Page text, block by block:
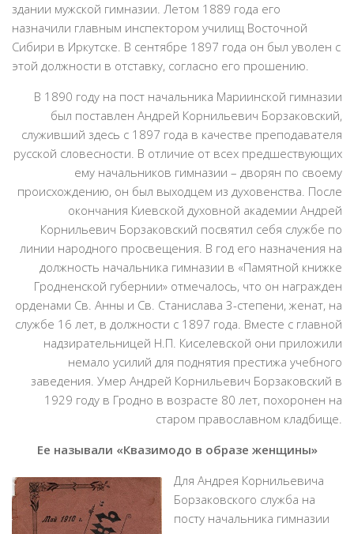
здании мужской гимназии. Летом 1889 года его
назначили главным инспектором училищ Восточной
Сибири в Иркутске. В сентябре 1897 года он был уволен с
этой должности в отставку, согласно его прошению.
В 1890 году на пост начальника Мариинской гимназии
был поставлен Андрей Корнильевич Борзаковский,
служивший здесь с 1897 года в качестве преподавателя
русской словесности. В отличие от всех предшествующих
ему начальников гимназии – дворян по своему
происхождению, он был выходцем из духовенства. После
окончания Киевской духовной академии Андрей
Корнильевич Борзаковский посвятил себя службе по
линии народного просвещения. В год его назначения на
должность начальника гимназии в «Памятной книжке
Гродненской губернии» отмечалось, что он награжден
орденами Св. Анны и Св. Станислава 3-степени, женат, на
службе 16 лет, в должности с 1897 года. Вместе с главной
надзирательницей Н.П. Киселевской они приложили
немало усилий для поднятия престижа учебного
заведения. Умер Андрей Корнильевич Борзаковский в
1929 году в Гродно в возрасте 80 лет, похоронен на
старом православном кладбище.
Ее называли «Квазимодо в образе женщины»
Для Андрея Корнильевича
Борзаковского служба на
посту начальника гимназии